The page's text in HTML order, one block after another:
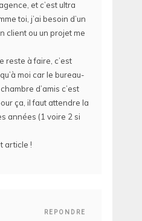
et c’est ultra
toi, j’ai besoin d’un
client ou un projet me
reste à faire, c’est
moi car le bureau-
d’amis c’est
ça, il faut attendre la
années (1 voire 2 si
article !
REPONDRE